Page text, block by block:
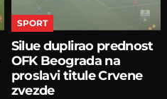
SPORT
Silue duplirao prednost
OFK Beograda na
proslavi titule Crvene
zvezde